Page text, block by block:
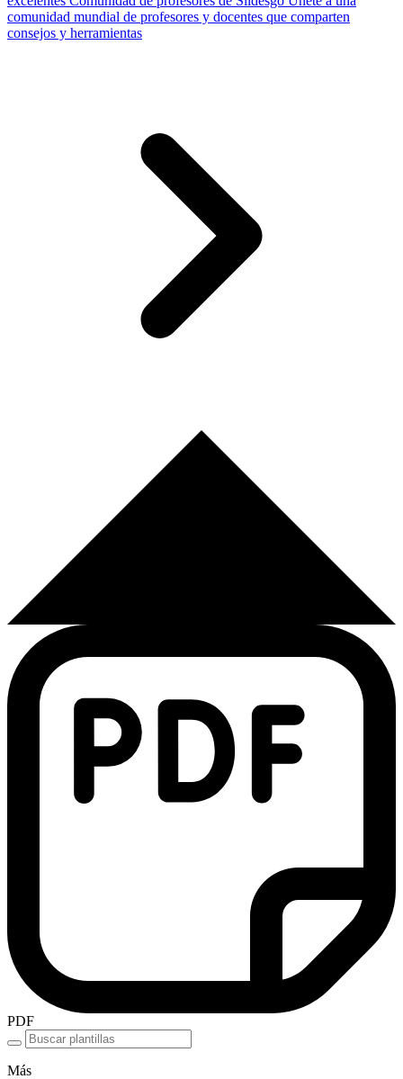
comunidad mundial de profesores y docentes que comparten
consejos y herramientas
PDF
Más